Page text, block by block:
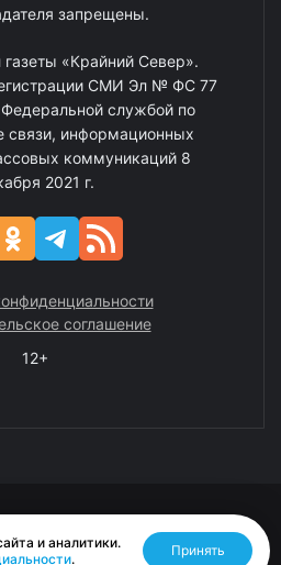
запрещены.
газеты «Крайний Север».
СМИ Эл № ФС 77
службой по
связи, информационных
коммуникаций 8
2021 г.
соглашение
12+
и аналитики.
.
Принять